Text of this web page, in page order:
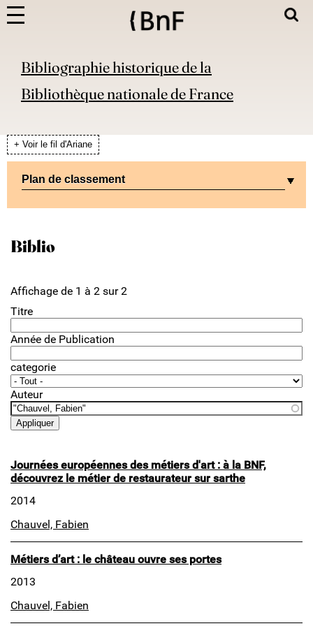
Bibliographie historique de la
Bibliothèque nationale de France
+ Voir le fil d'Ariane
Plan de classement
Biblio
Affichage de 1 à 2 sur 2
Titre
Année de Publication
categorie
Auteur
Journées européennes des métiers d'art : à la BNF,
découvrez le métier de restaurateur sur sarthe
2014
Chauvel, Fabien
Métiers d’art : le château ouvre ses portes
2013
Chauvel, Fabien